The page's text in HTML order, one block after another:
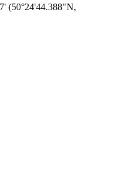
(50°24'44.388"N,